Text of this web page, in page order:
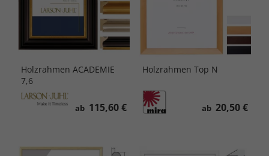
Holzrahmen ACADEMIE
7,6
ab 115,60 €
Holzrahmen Top N
ab 20,50 €